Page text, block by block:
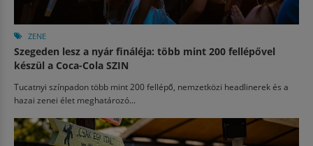
ZENE
Szegeden lesz a nyár fináléja: több mint 200 fellépővel
készül a Coca-Cola SZIN
Tucatnyi színpadon több mint 200 fellépő, nemzetközi headlinerek és a
hazai zenei élet meghatározó...